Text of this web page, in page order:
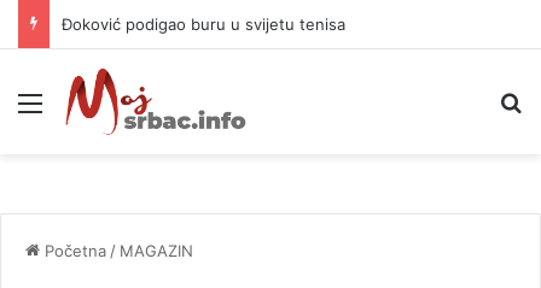
APIF izgubio spor sa komšijama, mora platiti 10.000 KM
Meni
Početna / MAGAZIN